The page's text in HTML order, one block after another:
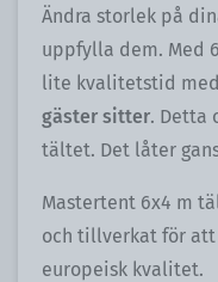
Ändra storlek på
uppfylla dem. Med
lite kvalitetstid med
gäster sitter. Detta
tältet. Det låter
Mastertent 6x4 m
och tillverkat för
europeisk kvalitet.